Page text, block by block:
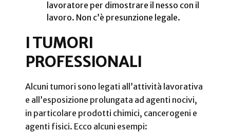
lavoratore per dimostrare il nesso con il
lavoro. Non c’è presunzione legale.
I TUMORI
PROFESSIONALI
Alcuni tumori sono legati all’attività lavorativa
e all’esposizione prolungata ad agenti nocivi,
in particolare prodotti chimici, cancerogeni e
agenti fisici. Ecco alcuni esempi: